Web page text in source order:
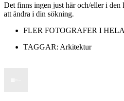
Det finns ingen just här och/eller i den
att ändra i din sökning.
FLER FOTOGRAFER I HELA
TAGGAR: Arkitektur